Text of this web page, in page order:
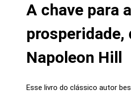
A chave para a
prosperidade,
Napoleon Hill
Esse livro do clássico autor